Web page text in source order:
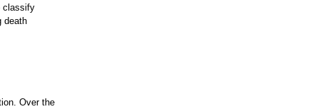
classify
death
Over the